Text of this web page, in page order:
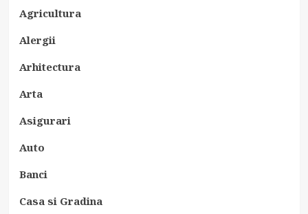
Agricultura
Alergii
Arhitectura
Arta
Asigurari
Auto
Banci
Casa si Gradina